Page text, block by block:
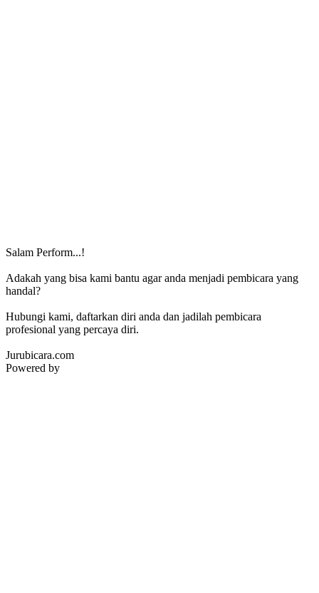
Salam Perform...!
Adakah yang bisa kami bantu agar anda menjadi pembicara yang
handal?
Hubungi kami, daftarkan diri anda dan jadilah pembicara
profesional yang percaya diri.
Jurubicara.com
Powered by